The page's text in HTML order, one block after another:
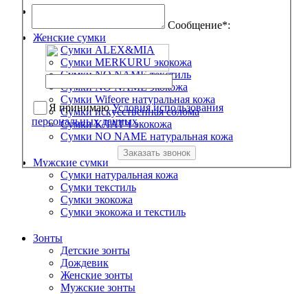
Женские сумки
Сумки ALEX&MIA
Сумки MERKURU экокожа
Сумки NO NAME текстиль
Сумки NO NAME экокожа
Сумки Wifeore натуральная кожа
Сумки искусственная солома
Сумки КЛАТЧ экокожа
Сумки NO NAME натуральная кожа
Мужские сумки
Сумки натуральная кожа
Сумки текстиль
Сумки экокожа
Сумки экокожа и текстиль
Зонты
Детские зонты
Дождевик
Женские зонты
Мужские зонты
Сообщение*:
Я принимаюУсловия использования
персональных данных